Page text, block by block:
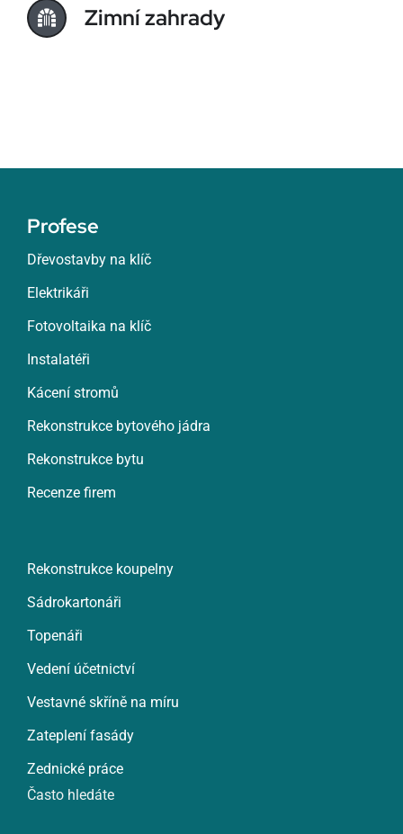
Zimní zahrady
Profese
Dřevostavby na klíč
Elektrikáři
Fotovoltaika na klíč
Instalatéři
Kácení stromů
Rekonstrukce bytového jádra
Rekonstrukce bytu
Recenze firem
Rekonstrukce koupelny
Sádrokartonáři
Topenáři
Vedení účetnictví
Vestavné skříně na míru
Zateplení fasády
Zednické práce
Často hledáte